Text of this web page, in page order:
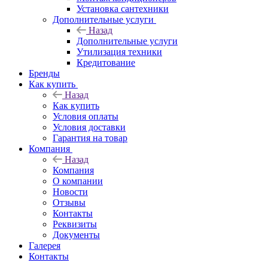
Установка сантехники
Дополнительные услуги
Назад
Дополнительные услуги
Утилизация техники
Кредитование
Бренды
Как купить
Назад
Как купить
Условия оплаты
Условия доставки
Гарантия на товар
Компания
Назад
Компания
О компании
Новости
Отзывы
Контакты
Реквизиты
Документы
Галерея
Контакты